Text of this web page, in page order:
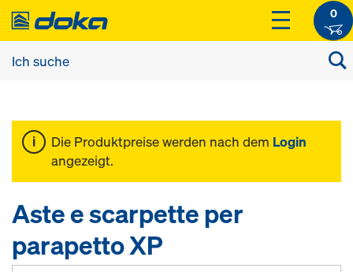
0
Die Produktpreise werden nach dem Login
angezeigt.
Aste e scarpette per
parapetto XP